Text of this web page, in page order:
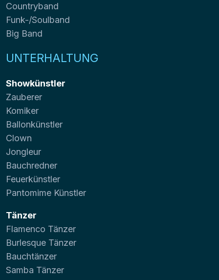
Countryband
Funk-/Soulband
Big Band
UNTERHALTUNG
Showkünstler
Zauberer
Komiker
Ballonkünstler
Clown
Jongleur
Bauchredner
Feuerkünstler
Pantomime Künstler
Tänzer
Flamenco Tänzer
Burlesque Tänzer
Bauchtänzer
Samba Tänzer